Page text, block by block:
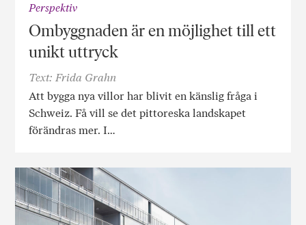
Perspektiv
Ombyggnaden är en möjlighet till ett
unikt uttryck
Text: Frida Grahn
Att bygga nya villor har blivit en känslig fråga i
Schweiz. Få vill se det pittoreska landskapet
förändras mer. I…